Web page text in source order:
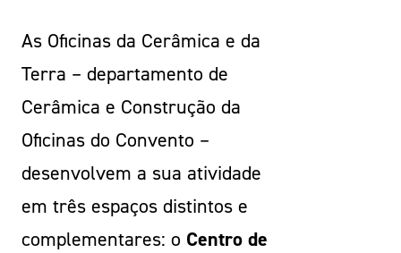
As Oficinas da Cerâmica e da
Terra – departamento de
Cerâmica e Construção da
Oficinas do Convento –
desenvolvem a sua atividade
em três espaços distintos e
complementares: o Centro de